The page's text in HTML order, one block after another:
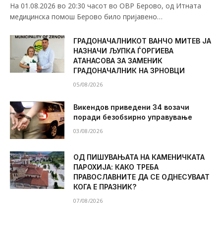
На 01.08.2026 во 20:30 часот во ОВР Берово, од Итната
медицинска помош Берово било пријавено…
ГРАДОНАЧАЛНИКОТ ВАНЧО МИТЕВ ЈА
НАЗНАЧИ ЉУПКА ЃОРГИЕВА
АТАНАСОВА ЗА ЗАМЕНИК
ГРАДОНАЧАЛНИК НА ЗРНОВЦИ
05/08/2026
Викендов приведени 34 возачи
поради безобѕирно управување
03/08/2026
ОД ПИШУВАЊАТА НА КАМЕНИЧКАТА
ПАРОХИЈА: КАКО ТРЕБА
ПРАВОСЛАВНИТЕ ДА СЕ ОДНЕСУВААТ
КОГА Е ПРАЗНИК?
07/08/2026